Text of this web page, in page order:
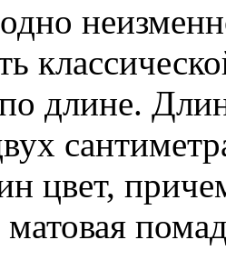
длине.
цвет,
матовая